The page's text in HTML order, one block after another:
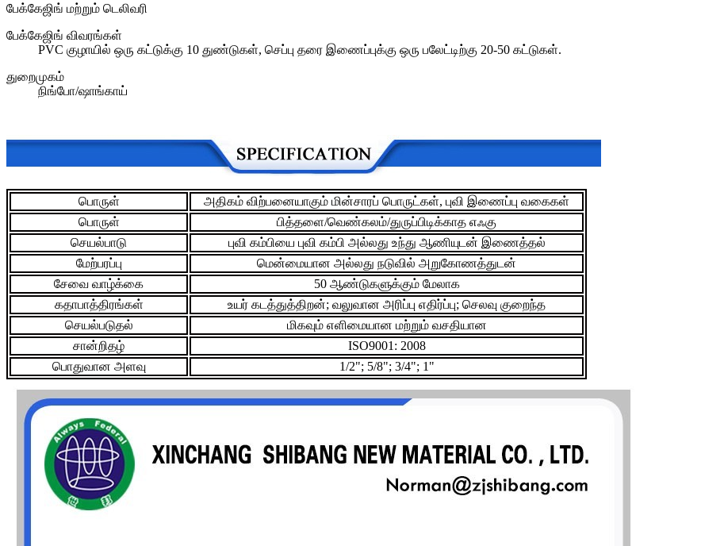
பேக்கேஜிங் மற்றும் டெலிவரி
பேக்கேஜிங் விவரங்கள்
PVC குழாயில் ஒரு கட்டுக்கு 10 துண்டுகள், செப்பு தரை இணைப்புக்கு ஒரு பலேட்டிற்கு 20-50 கட்டுகள்.
துறைமுகம்
நிங்போ/ஷாங்காய்
பொருள்
அதிகம் விற்பனையாகும் மின்சாரப் பொருட்கள், புவி இணைப்பு வகைகள்
பொருள்
பித்தளை/வெண்கலம்/துருப்பிடிக்காத எஃகு
செயல்பாடு
புவி கம்பியை புவி கம்பி அல்லது உந்து ஆணியுடன் இணைத்தல்
மேற்பரப்பு
மென்மையான அல்லது நடுவில் அறுகோணத்துடன்
சேவை வாழ்க்கை
50 ஆண்டுகளுக்கும் மேலாக
கதாபாத்திரங்கள்
உயர் கடத்துத்திறன்; வலுவான அரிப்பு எதிர்ப்பு; செலவு குறைந்த
செயல்படுதல்
மிகவும் எளிமையான மற்றும் வசதியான
சான்றிதழ்
ISO9001: 2008
பொதுவான அளவு
1/2"; 5/8"; 3/4"; 1"